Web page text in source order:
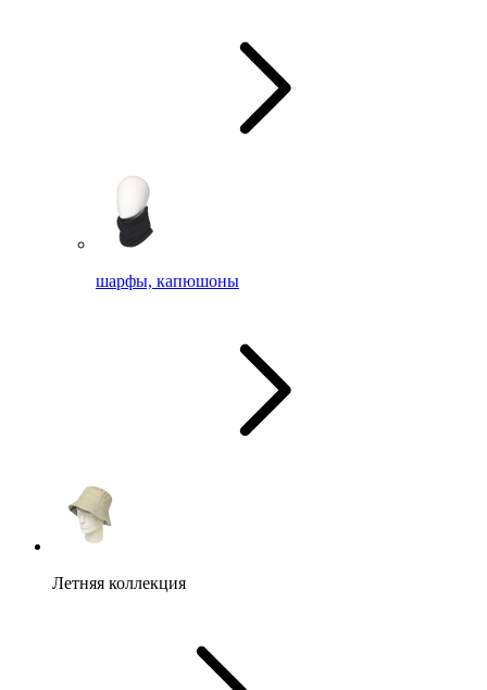
шарфы, капюшоны
Летняя коллекция